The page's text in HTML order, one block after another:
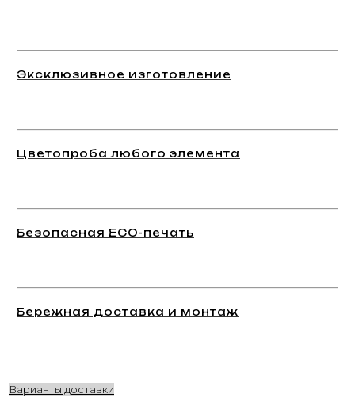
Эксклюзивное изготовление
Цветопроба любого элемента
Безопасная ECO-печать
Бережная доставка и монтаж
Варианты доставки